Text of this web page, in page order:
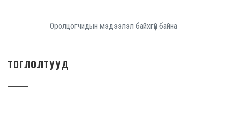
Оролцогчидын мэдээлэл байхгүй байна
ТОГЛОЛТУУД